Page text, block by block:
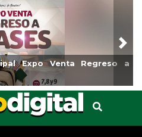
Reabrirá Coatzacoalcos la
Centro